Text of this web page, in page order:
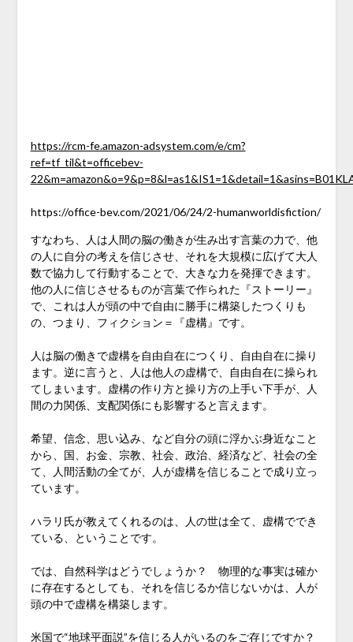
https://rcm-fe.amazon-adsystem.com/e/cm?
ref=tf_til&t=officebev-
https://office-bev.com/2021/06/24/2-humanworldisfiction/
すなわち、人は人間の脳の働きが生み出す言葉の力で、他
の人に自分の考えを信じさせ、それを大規模に広げて大人
数で協力して行動することで、大きな力を発揮できます。
他の人に信じさせるものが言葉で作られた『ストーリー』
で、これは人が頭の中で自由に勝手に構築したつくりも
の、つまり、フィクション＝『虚構』です。
人は脳の働きで虚構を自由自在につくり、自由自在に操り
ます。逆に言うと、人は他人の虚構で、自由自在に操られ
てしまいます。虚構の作り方と操り方の上手い下手が、人
間の力関係、支配関係にも影響すると言えます。
希望、信念、思い込み、など自分の頭に浮かぶ身近なこと
から、国、お金、宗教、社会、政治、経済など、社会の全
て、人間活動の全てが、人が虚構を信じることで成り立っ
ています。
ハラリ氏が教えてくれるのは、人の世は全て、虚構ででき
ている、ということです。
では、自然科学はどうでしょうか？ 物理的な事実は確か
に存在するとしても、それを信じるか信じないかは、人が
頭の中で虚構を構築します。
米国で“地球平面説”を信じる人がいるのをご存じですか？